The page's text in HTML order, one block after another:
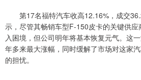
第17名福特汽车收高12.16%，成交
示，尽管其畅销车型F-150皮卡的关键供
入困境，但公司明年将基本恢复元气。这
年多来最大涨幅，同时缓解了市场对这家
的担忧。